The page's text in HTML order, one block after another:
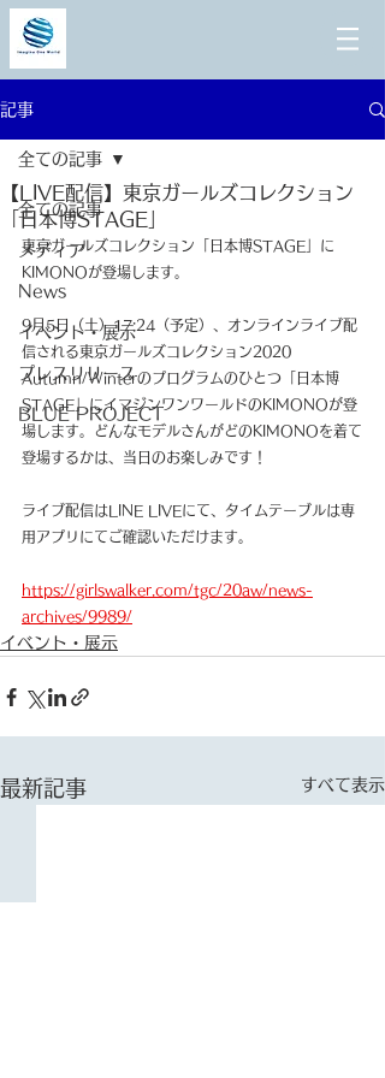
記事
全ての記事
メディア
News
イベント・展示
プレスリリース
BLUE PROJECT
全ての記事
【LIVE配信】東京ガールズコレクション
「日本博STAGE」
東京ガールズコレクション「日本博STAGE」に
KIMONOが登場します。
9月5日（土）17:24（予定）、オンラインライブ配
信される東京ガールズコレクション2020
Autumn/Winterのプログラムのひとつ「日本博
STAGE」にイマジンワンワールドのKIMONOが登
場します。どんなモデルさんがどのKIMONOを着て
登場するかは、当日のお楽しみです！
ライブ配信はLINE LIVEにて、タイムテーブルは専
用アプリにてご確認いただけます。
https://girlswalker.com/tgc/20aw/news-
archives/9989/
イベント・展示
最新記事 すべて表示